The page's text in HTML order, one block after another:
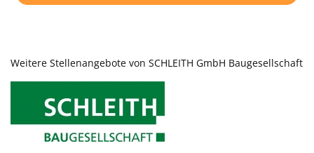
Weitere Stellenangebote von SCHLEITH GmbH Baugesellschaft